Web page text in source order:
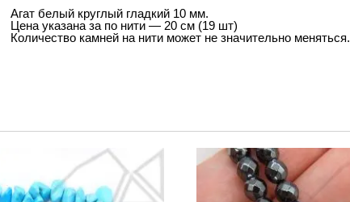
Агат белый круглый гладкий 10 мм.
Цена указана за по нити — 20 см (19 шт)
Количество камней на нити может не значительно меняться.